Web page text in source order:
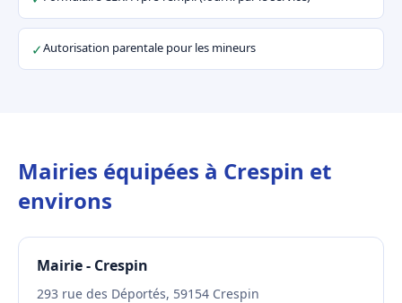
✓Autorisation parentale pour les mineurs
Mairies équipées à Crespin et
environs
Mairie - Crespin
293 rue des Déportés, 59154 Crespin